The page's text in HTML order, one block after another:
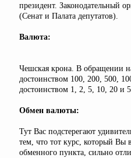
президент. Законодательный
(Сенат и Палата депутатов).
Валюта:
Чешская крона. В обращении
достоинством 100, 200, 500,
достоинством 1, 2, 5, 10, 20 и
Обмен валюты:
Тут Вас подстерегают
тем, что тот курс, который Вы
обменного пункта, сильно